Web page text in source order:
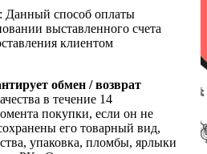
: Данный способ оплаты
выставленного счета
клиентом
обмен / возврат
в течение 14
покупки, если он не
его товарный вид,
упаковка, пломбы, ярлыки